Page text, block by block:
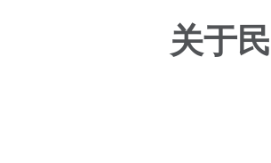
关于